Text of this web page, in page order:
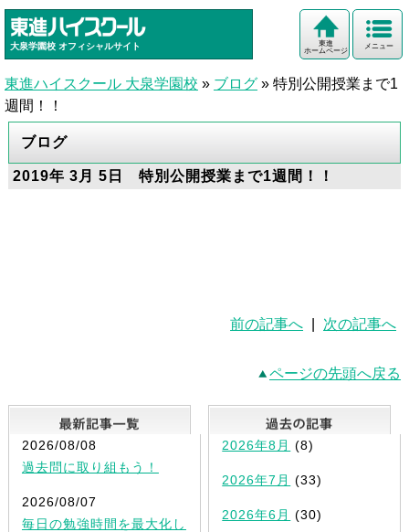
大泉学園校 オフィシャルサイト メニュー
東進
ホームページ
東進ハイスクール 大泉学園校 » ブログ » 特別公開授業まで1
週間！！
ブログ
2019年 3月 5日 特別公開授業まで1週間！！
前の記事へ 次の記事へ
ページの先頭へ戻る
最新記事一覧
2026/08/08
過去問に取り組もう！
2026/08/07
毎日の勉強時間を最大化し
2026年8月 (8)
2026年7月 (33)
2026年6月 (30)